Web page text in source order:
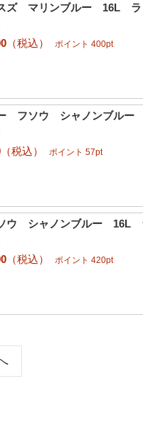
ズ マリンブルー 16L ラ
（税込） ポイント 400pt
フソウ シャノンブルー
（税込） ポイント 57pt
ウ シャノンブルー 16L
（税込） ポイント 420pt